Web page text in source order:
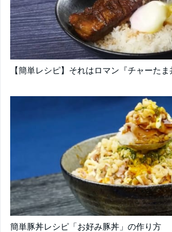
【簡単レシピ】それはロマン『チャーた
簡単豚丼レシピ「お好み豚丼」の作り方